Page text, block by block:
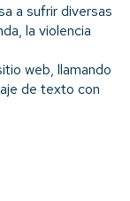
a sufrir diversas
la violencia
web, llamando
de texto con